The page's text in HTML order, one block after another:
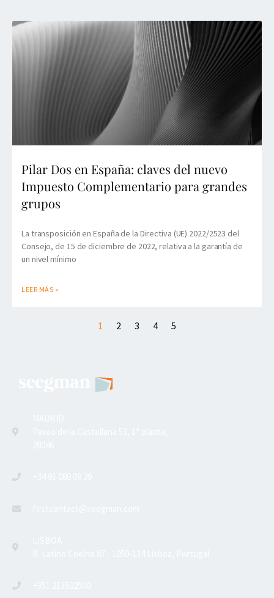
Pilar Dos en España: claves del nuevo
Impuesto Complementario para grandes
grupos
La transposición en España de la Directiva (UE) 2022/2523 del
Consejo, de 15 de diciembre de 2022, relativa a la garantía de
un nivel mínimo
LEER MÁS »
1 2 3 4 5